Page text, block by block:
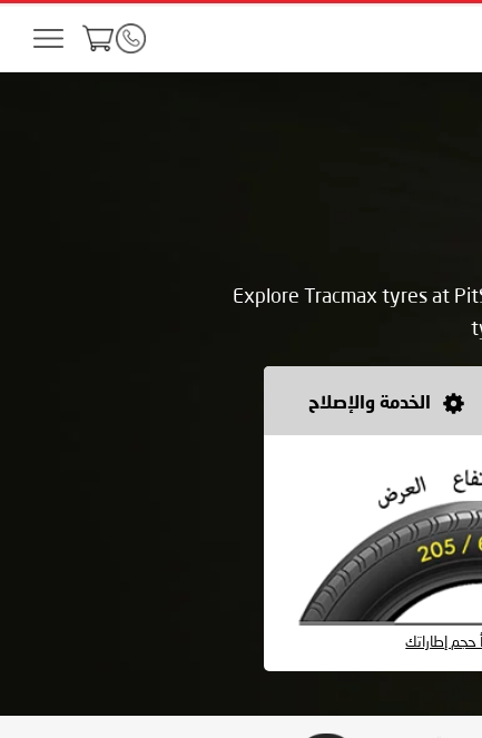
Explore Tracmax tyres at
الخدمة والإصلاح
حجم إطاراتك